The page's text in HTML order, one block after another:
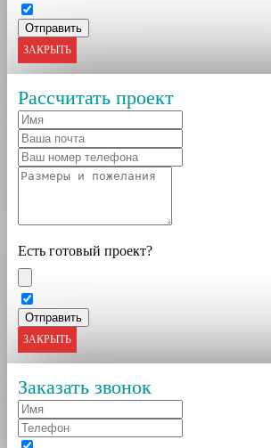
ЗАКРЫТЬ
Рассчитать проект
Есть готовый проект?
ЗАКРЫТЬ
Заказать звонок